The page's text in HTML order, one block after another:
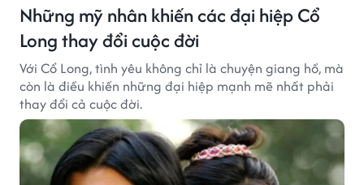
Những mỹ nhân khiến các đại hiệp Cổ
Long thay đổi cuộc đời
Với Cổ Long, tình yêu không chỉ là chuyện giang hồ, mà
còn là điều khiến những đại hiệp mạnh mẽ nhất phải
thay đổi cả cuộc đời.